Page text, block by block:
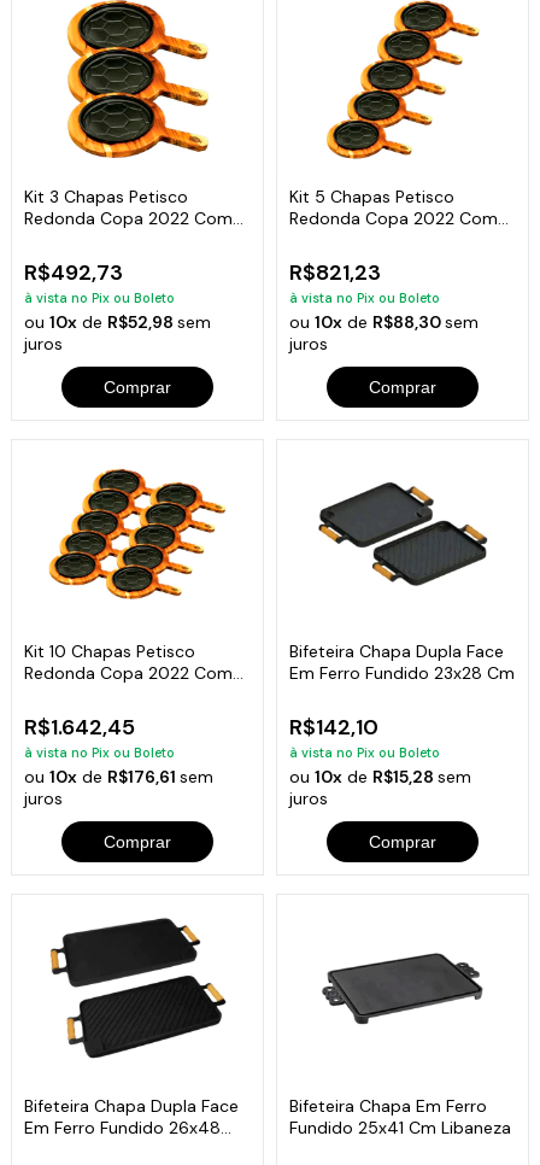
Kit 3 Chapas Petisco
Redonda Copa 2022 Com
R$492,73
à vista no Pix ou Boleto
ou10x de R$52,98sem
juros
Comprar
Kit 5 Chapas Petisco
Redonda Copa 2022 Com
R$821,23
à vista no Pix ou Boleto
ou 10xde R$88,30sem
juros
Comprar
Kit 10 Chapas Petisco
Redonda Copa 2022 Com
R$1.642,45
à vista no Pix ou Boleto
ou10x de R$176,61sem
juros
Comprar
Bifeteira Chapa Dupla Face
Em Ferro Fundido 23x28 Cm
R$142,10
à vista no Pix ou Boleto
ou 10xde R$15,28 sem
juros
Comprar
Bifeteira Chapa Dupla Face
Em Ferro Fundido 26x48
Bifeteira Chapa Em Ferro
Fundido 25x41 Cm Libaneza